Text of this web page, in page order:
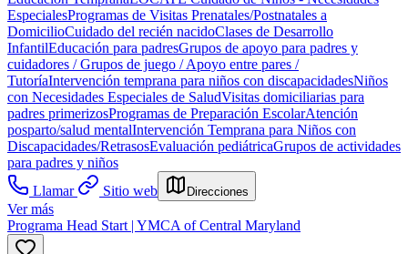
EspecialesProgramas de Visitas Prenatales/Postnatales a
DomicilioCuidado del recién nacidoClases de Desarrollo
InfantilEducación para padresGrupos de apoyo para padres y
cuidadores / Grupos de juego / Apoyo entre pares /
TutoríaIntervención temprana para niños con discapacidadesNiños
con Necesidades Especiales de SaludVisitas domiciliarias para
padres primerizosProgramas de Preparación EscolarAtención
posparto/salud mentalIntervención Temprana para Niños con
Discapacidades/RetrasosEvaluación pediátricaGrupos de actividades
para padres y niños
Llamar
Sitio web Direcciones
Ver más
Programa Head Start | YMCA of Central Maryland